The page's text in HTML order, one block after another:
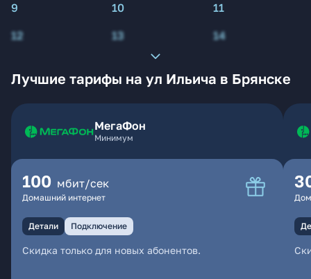
9
10
11
12
13 14
Лучшие тарифы на ул Ильича в Брянске
МегаФон
Минимум
100 мбит/сек
Домашний интернет
Детали Подключение
Скидка только для новых абонентов.